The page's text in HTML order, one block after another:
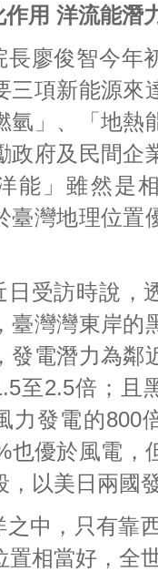
作用 洋流能潛
長廖俊智今年
三項新能源來
氫」、「地熱
政府及民間企
能」雖然是
臺灣地理位置
日受訪時說，
臺灣灣東岸的
發電潛力為鄰
至2.5倍；且
力發電的800
也優於風電，
，以美日兩國
之中，只有
置相當好，全